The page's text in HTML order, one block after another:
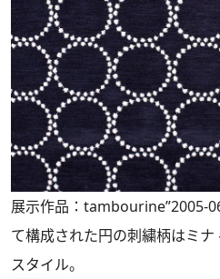
展示作品：tambourine”2005-
て構成された円の刺繍柄はミ
スタイル。